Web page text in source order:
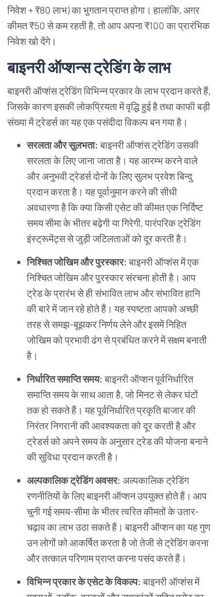
निवेश + ₹80लाभ)काभुगतानप्राप्तहोगा। हालांकि, अगर
कीमत₹50सेकमरहतीहै,तोआपअपना₹100काप्रारंभिक
निवेशखोदेंगे।
बाइनरीऑप्शन्सट्रेडिंगकेलाभ
बाइनरीऑप्शंसट्रेडिंगविभिन्नप्रकारकेलाभप्रदानकरतेहैं,
जिसकेकारणइसकीलोकप्रियतामेंवृद्धिहुईहैतथाकाफीबड़ी
संख्यामेंट्रेडर्सकायहएकपसंदीदाविकल्पबनगयाहै।
सरलताऔरसुलभता:बाइनरीऑप्शंसट्रेडिंगउसकी
सरलताकेलिएजानाजाताहै। यहआरम्भकरनेवाले
औरअनुभवीट्रेडर्सदोनोंकेलिएसुलभप्रवेशबिन्दु
प्रदानकरताहै। यहपूर्वानुमानकरनेकीसीधी
अवधारणाहैकिक्याकिसीएसेटकीकीमतएकनिर्दिष्ट
समयसीमाकेभीतरबढ़ेगीयागिरेगी,पारंपरिकट्रेडिंग
इंस्ट्रूमेंट्ससेजुड़ीजटिलताओंकोदूरकरतीहै।
निश्चितजोखिमऔरपुरस्कार:बाइनरीऑप्शंसमेंएक
निश्चितजोखिमऔरपुरस्कारसंरचनाहोतीहै। आप
ट्रेडकेप्रारंभसेहीसंभावितलाभऔरसंभावितहानि
कीबारेमेंजानरहेहोतेहैं। यहस्पष्टताआपकोअच्छी
तरहसेसमझ-बूझकरनिर्णयलेनेऔरइसमेंनिहित
जोखिमकोप्रभावीढंगसेप्रबंधितकरनेमेंसक्षमबनाती
है।
निर्धारितसमाप्तिसमय:बाइनरीऑप्शनपूर्वनिर्धारित
समाप्तिसमयकेसाथआताहै,जोमिनटसेलेकरघंटों
तकहोसकतेहैं। यहपूर्वनिर्धारितप्रकृतिबाजारकी
निरंतरनिगरानीकीआवश्यकताकोदूरकरतीहैऔर
ट्रेडर्सकोअपनेसमयकेअनुसारट्रेडकीयोजनाबनाने
कीसुविधाप्रदानकरतीहै।
अल्पकालिकट्रेडिंगअवसर: अल्पकालिकट्रेडिंग
रणनीतियोंकेलिएबाइनरीऑप्शनउपयुक्तहोतेहैं। आप
चुनीगईसमय-सीमाकेभीतरत्वरितकीमतोंकेउतार-
चढ़ावकालाभउठासकतेहैं। बाइनरीऑप्शनकायहगुण
उनलोगोंकोआकर्षितकरताहैजोतेजीसेट्रेडिंगकरना
औरतत्कालपरिणामप्राप्तकरनापसंदकरतेहैं।
विभिन्नप्रकारकेएसेटकेविकल्प:बाइनरीऑप्शंसमें